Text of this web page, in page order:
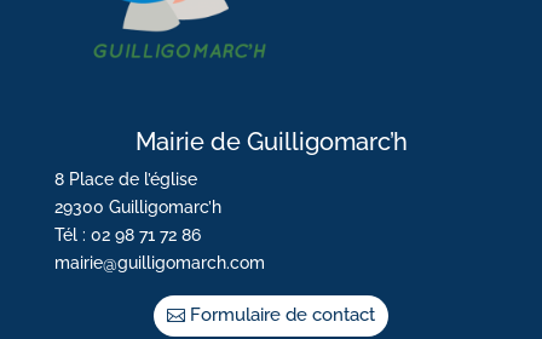
Mairie de Guilligomarc’h
8 Place de l’église
29300 Guilligomarc’h
Tél : 02 98 71 72 86
mairie@guilligomarch.com
Formulaire de contact